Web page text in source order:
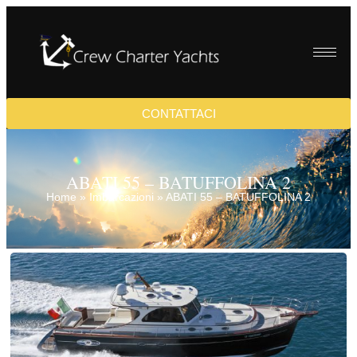
CONTATTACI
ABATI 55 – BATUFFOLINA 2
Home » Imbarcazioni » ABATI 55 – BATUFFOLINA 2